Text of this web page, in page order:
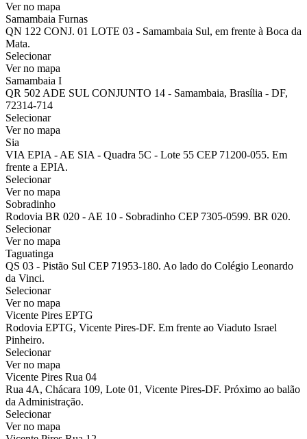
Ver no mapa
Samambaia Furnas
QN 122 CONJ. 01 LOTE 03 - Samambaia Sul, em frente à Boca da
Mata.
Selecionar
Ver no mapa
Samambaia I
QR 502 ADE SUL CONJUNTO 14 - Samambaia, Brasília - DF,
72314-714
Selecionar
Ver no mapa
Sia
VIA EPIA - AE SIA - Quadra 5C - Lote 55 CEP 71200-055. Em
frente a EPIA.
Selecionar
Ver no mapa
Sobradinho
Rodovia BR 020 - AE 10 - Sobradinho CEP 7305-0599. BR 020.
Selecionar
Ver no mapa
Taguatinga
QS 03 - Pistão Sul CEP 71953-180. Ao lado do Colégio Leonardo
da Vinci.
Selecionar
Ver no mapa
Vicente Pires EPTG
Rodovia EPTG, Vicente Pires-DF. Em frente ao Viaduto Israel
Pinheiro.
Selecionar
Ver no mapa
Vicente Pires Rua 04
Rua 4A, Chácara 109, Lote 01, Vicente Pires-DF. Próximo ao balão
da Administração.
Selecionar
Ver no mapa